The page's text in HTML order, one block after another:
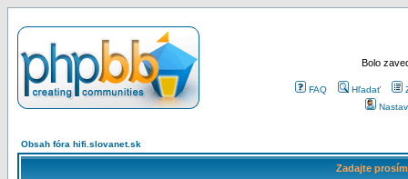
Bolo
FAQ Hľadať
Obsah fóra hifi.slovanet.sk
Zadajte